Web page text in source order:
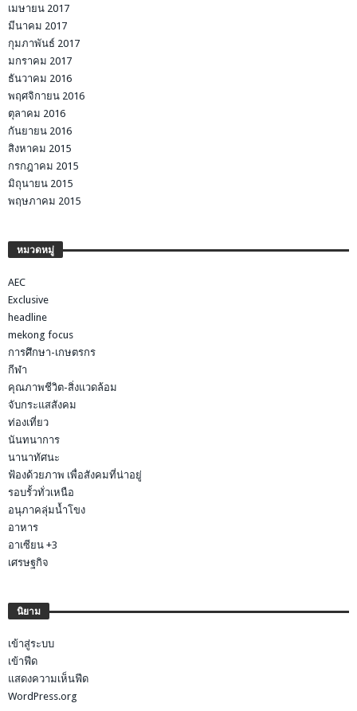
เมษายน 2017
มีนาคม 2017
กุมภาพันธ์ 2017
มกราคม 2017
ธันวาคม 2016
พฤศจิกายน 2016
ตุลาคม 2016
กันยายน 2016
สิงหาคม 2015
กรกฎาคม 2015
มิถุนายน 2015
พฤษภาคม 2015
หมวดหมู่
AEC
Exclusive
headline
mekong focus
การศึกษา-เกษตรกร
กีฬา
คุณภาพชีวิต-สิ่งแวดล้อม
จับกระแสสังคม
ท่องเที่ยว
นันทนาการ
นานาทัศนะ
ฟ้องด้วยภาพ เพื่อสังคมที่น่าอยู่
รอบรั้วทั่วเหนือ
อนุภาคลุ่มน้ำโขง
อาหาร
อาเซียน +3
เศรษฐกิจ
นิยาม
เข้าสู่ระบบ
เข้าฟีด
แสดงความเห็นฟีด
WordPress.org